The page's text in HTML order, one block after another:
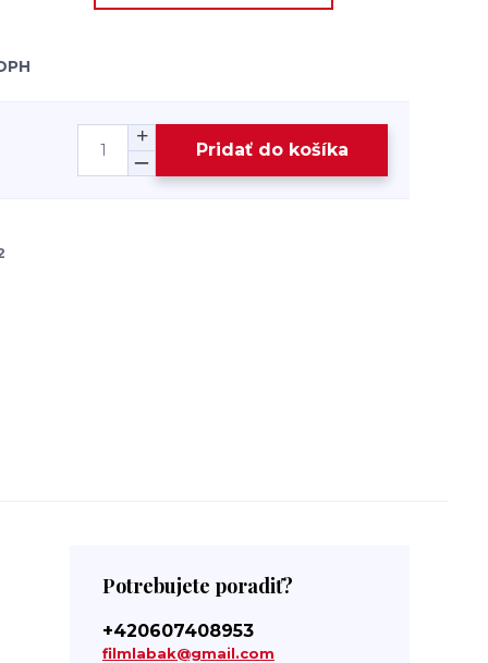
Pridať do košíka
Potrebujete poradiť?
+420607408953
filmlabak@gmail.com